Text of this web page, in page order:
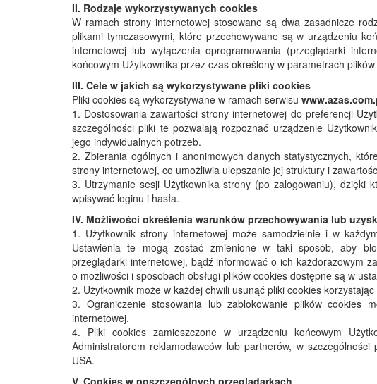
II. Rodzaje wykorzystywanych cookies
W ramach strony internetowej stosowane są dwa zasadnicze
plikami tymczasowymi, które przechowywane są w urządzeniu
internetowej lub wyłączenia oprogramowania (przeglądarki
końcowym Użytkownika przez czas określony w parametrach
III. Cele w jakich są wykorzystywane pliki cookies
Pliki cookies są wykorzystywane w ramach serwisu
1. Dostosowania zawartości strony internetowej do preferencji
szczególności pliki te pozwalają rozpoznać urządzenie
jego indywidualnych potrzeb.
2. Zbierania ogólnych i anonimowych danych statystycznych,
strony internetowej, co umożliwia ulepszanie jej struktury i
3. Utrzymanie sesji Użytkownika strony (po zalogowaniu), dzięki
wpisywać loginu i hasła.
IV. Możliwości określenia warunków przechowywania lub
1. Użytkownik strony internetowej może samodzielnie i w
Ustawienia te mogą zostać zmienione w taki sposób, aby
przeglądarki internetowej, bądź informować o ich każdorazowym
o możliwości i sposobach obsługi plików cookies dostępne są w
2. Użytkownik może w każdej chwili usunąć pliki cookies
3. Ograniczenie stosowania lub zablokowanie plików cookies
internetowej.
4. Pliki cookies zamieszczone w urządzeniu końcowym
Administratorem reklamodawców lub partnerów, w
USA.
V. Cookies w poszczególnych przeglądarkach